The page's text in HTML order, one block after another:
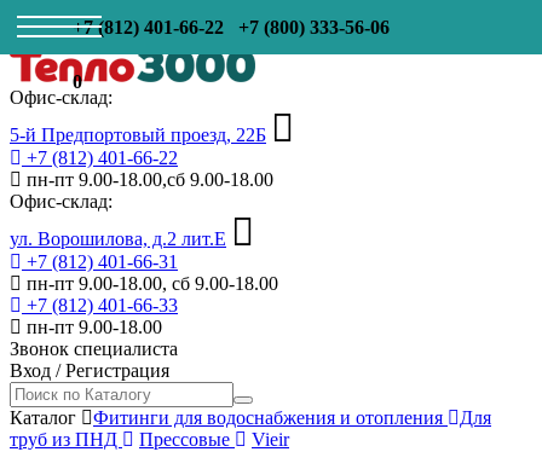
+7 (812) 401-66-22 +7 (800) 333-56-06
0
Офис-склад:
5-й Предпортовый проезд, 22Б
+7 (812) 401-66-22
пн-пт 9.00-18.00,сб 9.00-18.00
Офис-склад:
ул. Ворошилова, д.2 лит.Е
+7 (812) 401-66-31
пн-пт 9.00-18.00, сб 9.00-18.00
+7 (812) 401-66-33
пн-пт 9.00-18.00
Звонок специалиста
Вход /Регистрация
Каталог Фитинги для водоснабжения и отопления
Для
труб из ПНД
Прессовые Vieir